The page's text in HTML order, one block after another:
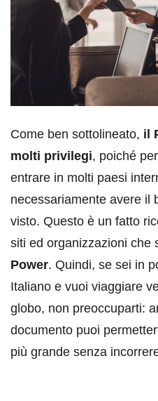
Come ben sottolineato, il
molti privilegi, poiché
entrare in molti paesi
necessariamente avere il
visto. Questo è un fatto
siti ed organizzazioni che
Power. Quindi, se sei in
Italiano e vuoi viaggiare
globo, non preoccuparti:
documento puoi
più grande senza